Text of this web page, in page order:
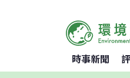
時事新聞